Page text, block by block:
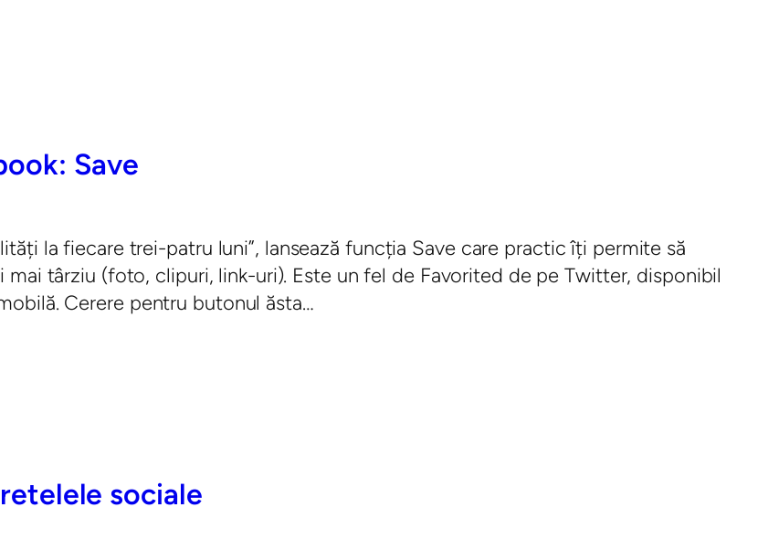
Save
la fiecare trei-patru luni”, lansează funcția Save care practic îți permite să
târziu (foto, clipuri, link-uri). Este un fel de Favorited de pe Twitter, disponibil
Cerere pentru butonul ăsta…
sociale